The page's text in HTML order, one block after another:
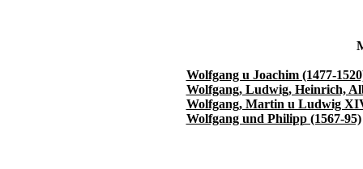
Wolfgang u Joachim (1477-
Wolfgang, Ludwig, Heinrich,
Wolfgang, Martin u Ludwig
Wolfgang und Philipp (1567-95)